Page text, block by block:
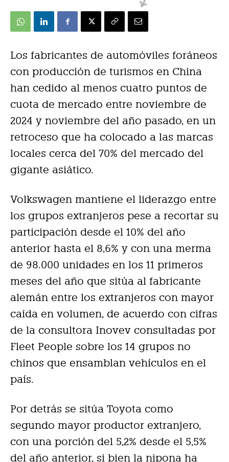
Los fabricantes de automóviles foráneos
con producción de turismos en China
han cedido al menos cuatro puntos de
cuota de mercado entre noviembre de
2024 y noviembre del año pasado, en un
retroceso que ha colocado a las marcas
locales cerca del 70% del mercado del
gigante asiático.
Volkswagen mantiene el liderazgo entre
los grupos extranjeros pese a recortar su
participación desde el 10% del año
anterior hasta el 8,6% y con una merma
de 98.000 unidades en los 11 primeros
meses del año que sitúa al fabricante
alemán entre los extranjeros con mayor
caída en volumen, de acuerdo con cifras
de la consultora Inovev consultadas por
Fleet People sobre los 14 grupos no
chinos que ensamblan vehículos en el
país.
Por detrás se sitúa Toyota como
segundo mayor productor extranjero,
con una porción del 5,2% desde el 5,5%
del año anterior, si bien la nipona ha